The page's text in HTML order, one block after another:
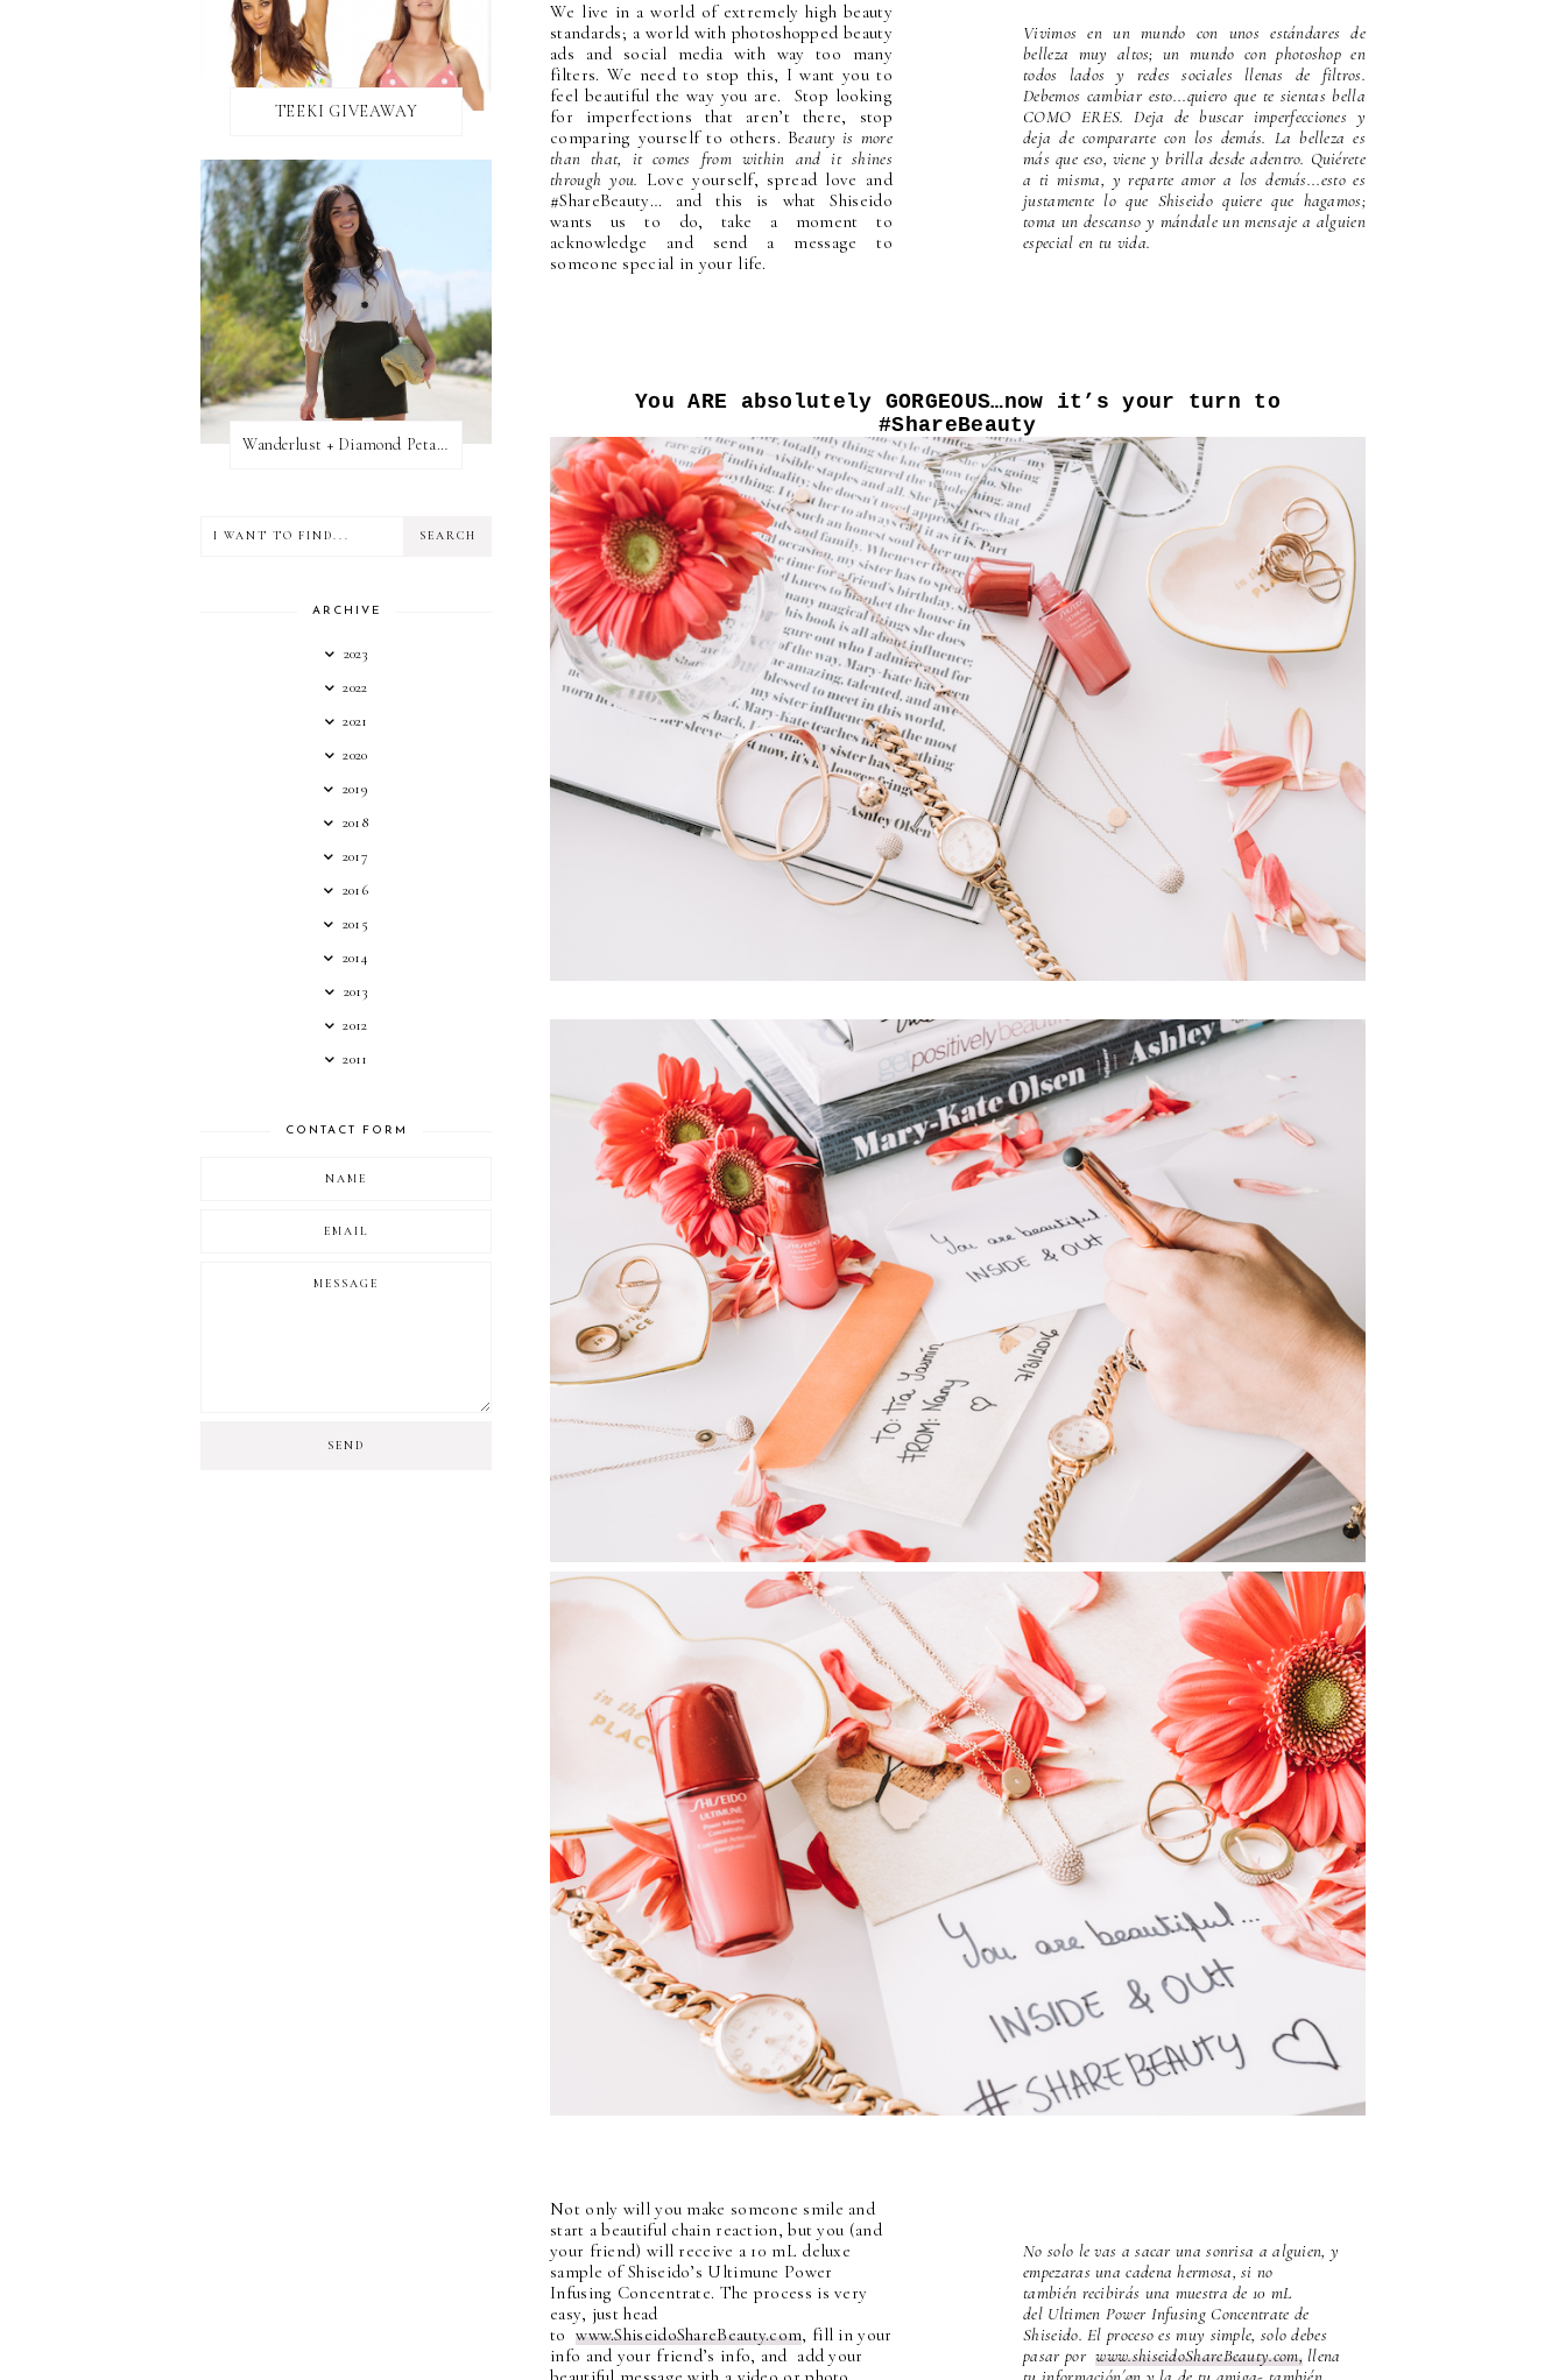
We live in a world of extremely high beauty
standards; a world with photoshopped beauty
ads and social media with way too many
filters. We need to stop this, I want you to
feel beautiful the way you are. Stop looking
for imperfections that aren’t there, stop
comparing yourself to others. Beauty is more
than that, it comes from within and it shines
through you. Love yourself, spread love and
#ShareBeauty…
and this is what Shiseido
wants us to do, take a moment to
acknowledge and send a message to
someone special in your life.
Vivimos en un mundo con unos estándares de
belleza muy altos; un mundo con photoshop en
todos lados y redes sociales llenas de filtros.
Debemos cambiar esto...quiero que te sientas bella
COMO ERES. Deja de buscar imperfecciones y
deja de compararte con los demás. La belleza es
más que eso, viene y brilla desde adentro. Quiérete
a ti misma, y reparte amor a los demás...esto es
justamente lo que Shiseido quiere que hagamos;
toma un descanso y mándale un mensaje a alguien
especial en tu vida.
You ARE absolutely GORGEOUS…now it’s your turn to
#ShareBeauty
Not only will you make someone smile and
start a beautiful chain reaction, but you (and
your friend) will receive a 10 mL deluxe
sample of Shiseido’s Ultimune Power
Infusing Concentrate. The process is very
easy, just head
to www.ShiseidoShareBeauty.com, fill in your
info and your friend’s info, and add your
No solo le vas a sacar una sonrisa a alguien, y
empezaras una cadena hermosa, si no
también recibirás una muestra de 10 mL
del Ultimen Power Infusing Concentrate de
Shiseido. El proceso es muy simple, solo debes
pasar porwww.shiseidoShareBeauty.com,llena
TEEKI GIVEAWAY
Wanderlust + Diamond Petal Giveaway
ARCHIVE
2023
2022
2021
2020
2019
2018
2017
2016
2015
2014
2013
2012
2011
CONTACT FORM